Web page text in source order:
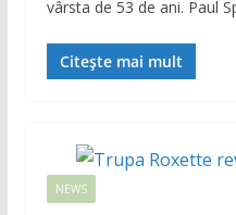
vârsta de 53 de ani. Paul
Citește mai mult
NEWS